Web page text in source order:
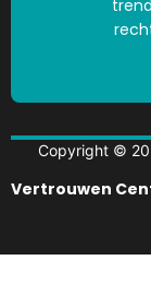
Copyright ©
Vertrouwen